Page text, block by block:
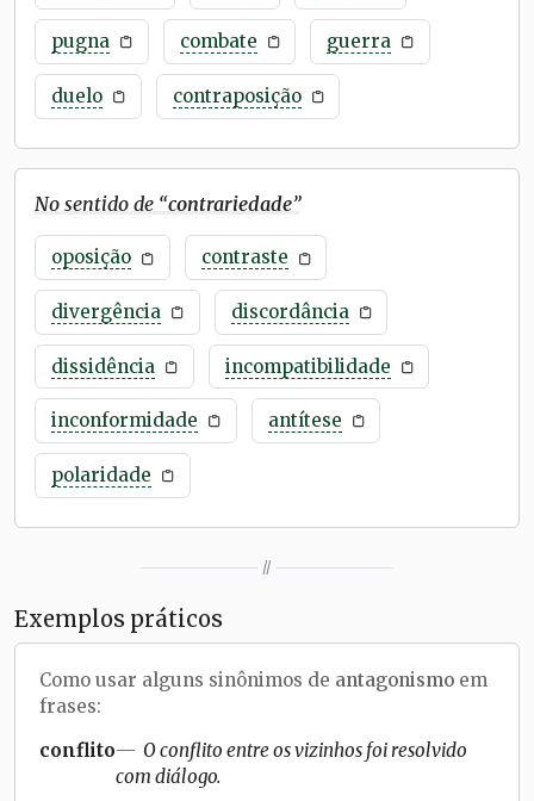
pugna combate guerra
duelo contraposição
No sentido de “contrariedade”
oposição contraste
divergência discordância
dissidência incompatibilidade
inconformidade antítese
polaridade
//
Exemplos práticos
Como usar alguns sinônimos de antagonismo em
frases:
conflito
O conflito entre os vizinhos foi resolvido
com diálogo.